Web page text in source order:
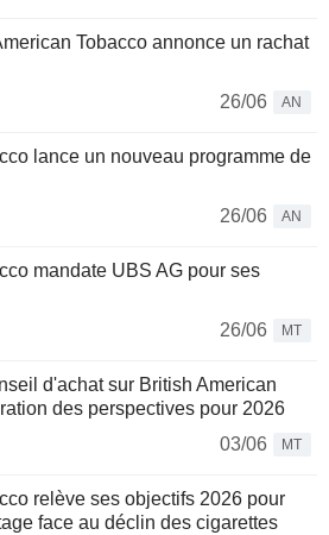
Tobacco annonce un rachat
26/06
AN
lance un nouveau programme de
26/06
AN
mandate UBS AG pour ses
26/06
MT
d'achat sur British American
des perspectives pour 2026
03/06
MT
relève ses objectifs 2026 pour
face au déclin des cigarettes